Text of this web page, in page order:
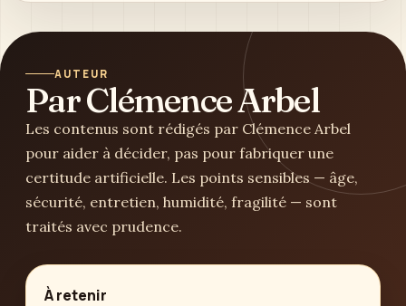
AUTEUR
Par Clémence Arbel
Les contenus sont rédigés par Clémence Arbel
pour aider à décider, pas pour fabriquer une
certitude artificielle. Les points sensibles — âge,
sécurité, entretien, humidité, fragilité — sont
traités avec prudence.
À retenir